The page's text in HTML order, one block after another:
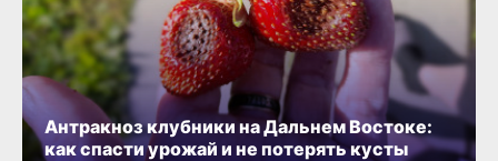
Антракноз клубники на Дальнем Востоке:
как спасти урожай и не потерять кусты